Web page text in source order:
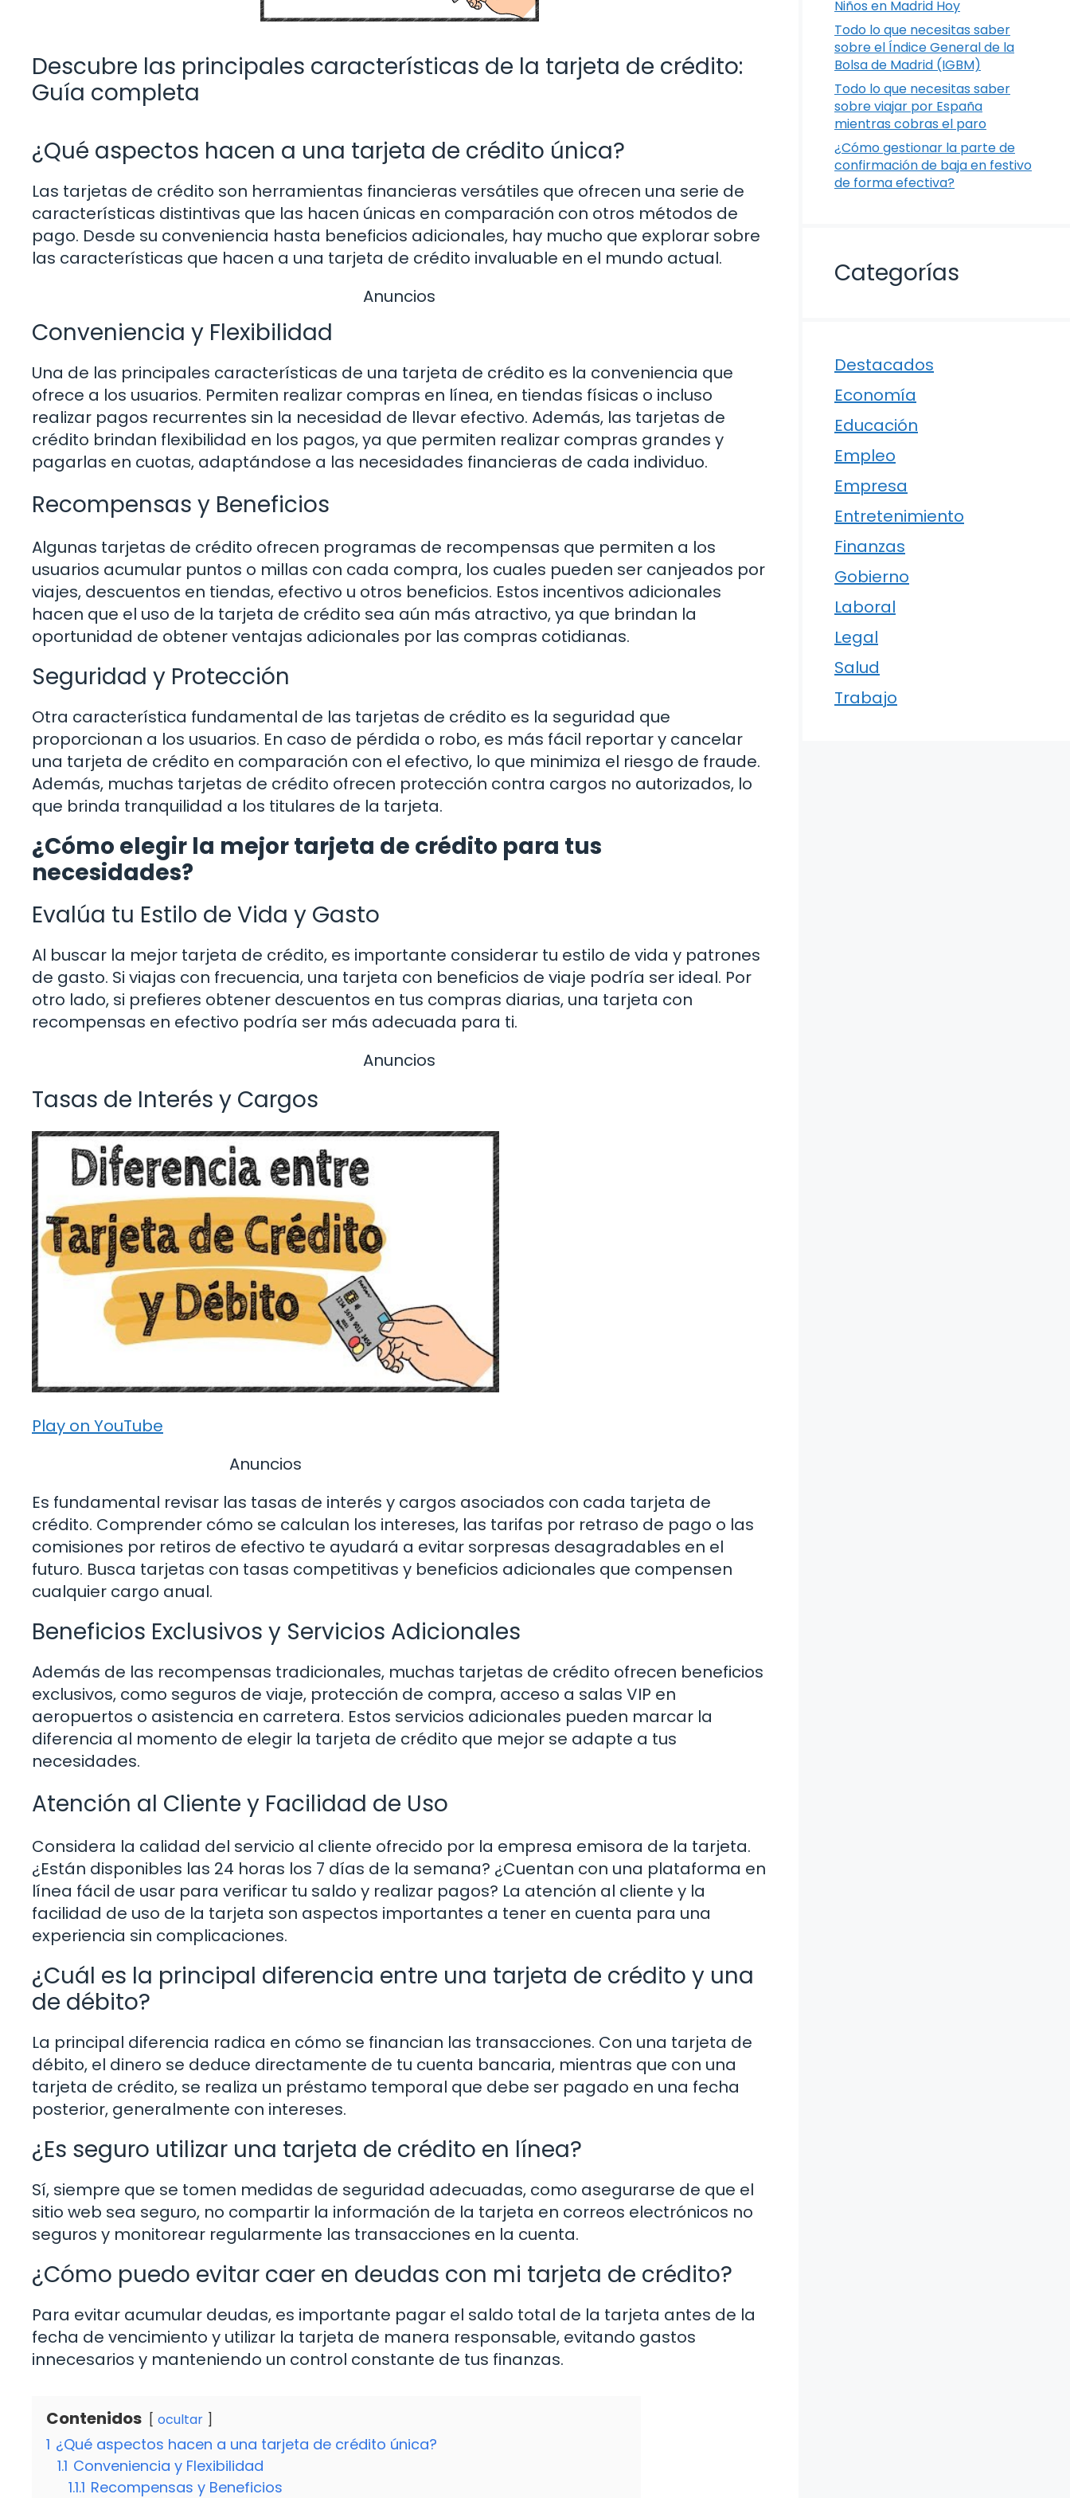
Descubre las principales características de la tarjeta de crédito:
Guía completa
¿Qué aspectos hacen a una tarjeta de crédito única?
Las tarjetas de crédito son herramientas financieras versátiles que ofrecen una serie de
características distintivas que las hacen únicas en comparación con otros métodos de
pago. Desde su conveniencia hasta beneficios adicionales, hay mucho que explorar sobre
las características que hacen a una tarjeta de crédito invaluable en el mundo actual.
Anuncios
Conveniencia y Flexibilidad
Una de las principales características de una tarjeta de crédito es la conveniencia que
ofrece a los usuarios. Permiten realizar compras en línea, en tiendas físicas o incluso
realizar pagos recurrentes sin la necesidad de llevar efectivo. Además, las tarjetas de
crédito brindan flexibilidad en los pagos, ya que permiten realizar compras grandes y
pagarlas en cuotas, adaptándose a las necesidades financieras de cada individuo.
Recompensas y Beneficios
Algunas tarjetas de crédito ofrecen programas de recompensas que permiten a los
usuarios acumular puntos o millas con cada compra, los cuales pueden ser canjeados por
viajes, descuentos en tiendas, efectivo u otros beneficios. Estos incentivos adicionales
hacen que el uso de la tarjeta de crédito sea aún más atractivo, ya que brindan la
oportunidad de obtener ventajas adicionales por las compras cotidianas.
Seguridad y Protección
Otra característica fundamental de las tarjetas de crédito es la seguridad que
proporcionan a los usuarios. En caso de pérdida o robo, es más fácil reportar y cancelar
una tarjeta de crédito en comparación con el efectivo, lo que minimiza el riesgo de fraude.
Además, muchas tarjetas de crédito ofrecen protección contra cargos no autorizados, lo
que brinda tranquilidad a los titulares de la tarjeta.
¿Cómo elegir la mejor tarjeta de crédito para tus
necesidades?
Evalúa tu Estilo de Vida y Gasto
Al buscar la mejor tarjeta de crédito, es importante considerar tu estilo de vida y patrones
de gasto. Si viajas con frecuencia, una tarjeta con beneficios de viaje podría ser ideal. Por
otro lado, si prefieres obtener descuentos en tus compras diarias, una tarjeta con
recompensas en efectivo podría ser más adecuada para ti.
Anuncios
Tasas de Interés y Cargos
Play on YouTube
Anuncios
Es fundamental revisar las tasas de interés y cargos asociados con cada tarjeta de
crédito. Comprender cómo se calculan los intereses, las tarifas por retraso de pago o las
comisiones por retiros de efectivo te ayudará a evitar sorpresas desagradables en el
futuro. Busca tarjetas con tasas competitivas y beneficios adicionales que compensen
cualquier cargo anual.
Beneficios Exclusivos y Servicios Adicionales
Además de las recompensas tradicionales, muchas tarjetas de crédito ofrecen beneficios
exclusivos, como seguros de viaje, protección de compra, acceso a salas VIP en
aeropuertos o asistencia en carretera. Estos servicios adicionales pueden marcar la
diferencia al momento de elegir la tarjeta de crédito que mejor se adapte a tus
necesidades.
Atención al Cliente y Facilidad de Uso
Considera la calidad del servicio al cliente ofrecido por la empresa emisora de la tarjeta.
¿Están disponibles las 24 horas los 7 días de la semana? ¿Cuentan con una plataforma en
línea fácil de usar para verificar tu saldo y realizar pagos? La atención al cliente y la
facilidad de uso de la tarjeta son aspectos importantes a tener en cuenta para una
experiencia sin complicaciones.
¿Cuál es la principal diferencia entre una tarjeta de crédito y una
de débito?
La principal diferencia radica en cómo se financian las transacciones. Con una tarjeta de
débito, el dinero se deduce directamente de tu cuenta bancaria, mientras que con una
tarjeta de crédito, se realiza un préstamo temporal que debe ser pagado en una fecha
posterior, generalmente con intereses.
¿Es seguro utilizar una tarjeta de crédito en línea?
Sí, siempre que se tomen medidas de seguridad adecuadas, como asegurarse de que el
sitio web sea seguro, no compartir la información de la tarjeta en correos electrónicos no
seguros y monitorear regularmente las transacciones en la cuenta.
¿Cómo puedo evitar caer en deudas con mi tarjeta de crédito?
Para evitar acumular deudas, es importante pagar el saldo total de la tarjeta antes de la
fecha de vencimiento y utilizar la tarjeta de manera responsable, evitando gastos
innecesarios y manteniendo un control constante de tus finanzas.
Contenidos ocultar
1 ¿Qué aspectos hacen a una tarjeta de crédito única?
1.1 Conveniencia y Flexibilidad
1.1.1 Recompensas y Beneficios
Niños en Madrid Hoy
Todo lo que necesitas saber
sobre el Índice General de la
Bolsa de Madrid (IGBM)
Todo lo que necesitas saber
sobre viajar por España
mientras cobras el paro
¿Cómo gestionar la parte de
confirmación de baja en festivo
de forma efectiva?
Categorías
Destacados
Economía
Educación
Empleo
Empresa
Entretenimiento
Finanzas
Gobierno
Laboral
Legal
Salud
Trabajo